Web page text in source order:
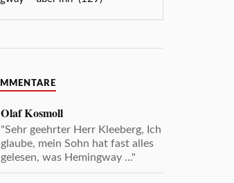
Olaf Kosmoll
"Sehr geehrter Herr Kleeberg, Ich
glaube, mein Sohn hat fast alles
gelesen, was Hemingway ..."